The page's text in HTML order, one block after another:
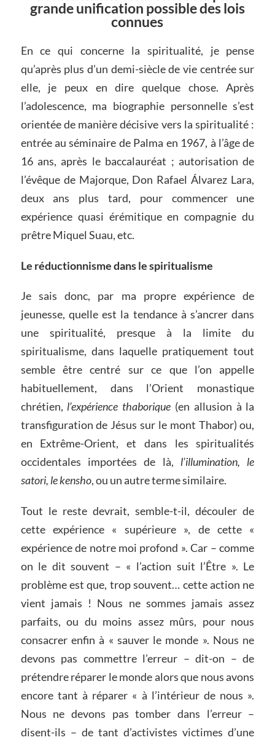
grande unification possible des lois
connues
En ce qui concerne la spiritualité, je pense
qu’après plus d’un demi-siècle de vie centrée sur
elle, je peux en dire quelque chose. Après
l’adolescence, ma biographie personnelle s’est
orientée de manière décisive vers la spiritualité :
entrée au séminaire de Palma en 1967, à l’âge de
16 ans, après le baccalauréat ; autorisation de
l’évêque de Majorque, Don Rafael Álvarez Lara,
deux ans plus tard, pour commencer une
expérience quasi érémitique en compagnie du
prêtre Miquel Suau, etc.
Le réductionnisme dans le spiritualisme
Je sais donc, par ma propre expérience de
jeunesse, quelle est la tendance à s’ancrer dans
une spiritualité, presque à la limite du
spiritualisme, dans laquelle pratiquement tout
semble être centré sur ce que l’on appelle
habituellement, dans l’Orient monastique
chrétien, l’expérience thaborique (en allusion à la
transfiguration de Jésus sur le mont Thabor) ou,
en Extrême-Orient, et dans les spiritualités
occidentales importées de là, l’illumination, le
satori, le kensho, ou un autre terme similaire.
Tout le reste devrait, semble-t-il, découler de
cette expérience « supérieure », de cette «
expérience de notre moi profond ». Car – comme
on le dit souvent – « l’action suit l’Être ». Le
problème est que, trop souvent… cette action ne
vient jamais ! Nous ne sommes jamais assez
parfaits, ou du moins assez mûrs, pour nous
consacrer enfin à « sauver le monde ». Nous ne
devons pas commettre l’erreur – dit-on – de
prétendre réparer le monde alors que nous avons
encore tant à réparer « à l’intérieur de nous ».
Nous ne devons pas tomber dans l’erreur –
disent-ils – de tant d’activistes victimes d’une